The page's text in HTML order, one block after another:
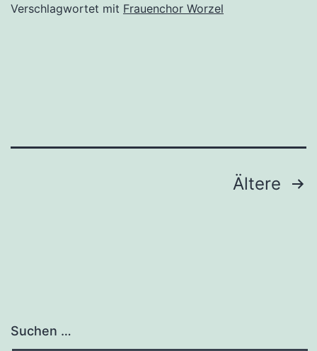
Verschlagwortet mit Frauenchor Worzel
Seitennummerierung
Ältere
Suchen …